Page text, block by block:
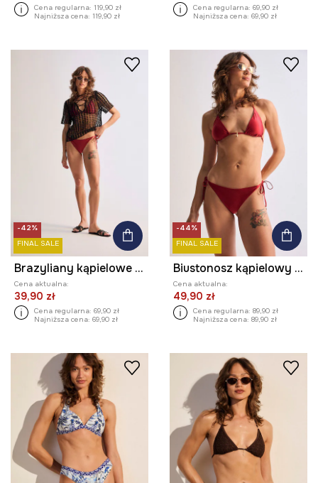
Cena regularna: 119,90 zł
Najniższa cena: 119,90 zł
Cena regularna: 69,90 zł
Najniższa cena: 69,90 zł
-42%
FINAL SALE
Brazyliany kąpielowe damskie gładkie
Cena aktualna:
39,90 zł
Cena regularna: 69,90 zł
Najniższa cena: 69,90 zł
-44%
FINAL SALE
Biustonosz kąpielowy damski gładki
Cena aktualna:
49,90 zł
Cena regularna: 89,90 zł
Najniższa cena: 89,90 zł